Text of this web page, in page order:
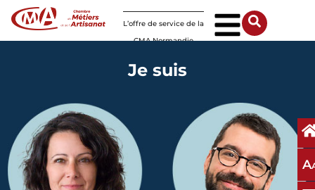
L’offre de service de la
CMA Normandie
A
Je suis
Panneau de gestion des cookies